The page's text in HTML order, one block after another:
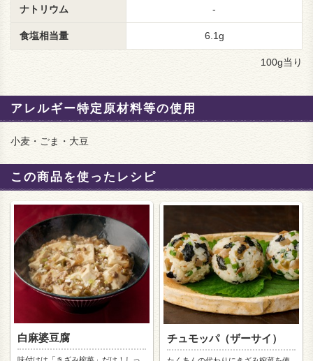
ナトリウム -
食塩相当量 6.1g
100g当り
アレルギー特定原材料等の使用
小麦・ごま・大豆
この商品を使ったレシピ
白麻婆豆腐 チュモッパ（ザーサイ）